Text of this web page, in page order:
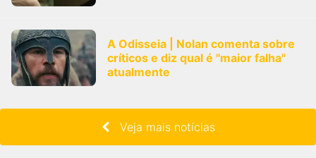
A Odisseia | Nolan comenta sobre
críticos e diz qual é "maior falha"
atualmente
Veja mais notícias